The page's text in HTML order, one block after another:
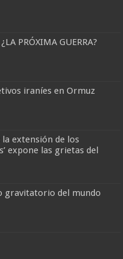
PRÓXIMA GUERRA?
iraníes en Ormuz
la extensión de los
expone las grietas del
gravitatorio del mundo